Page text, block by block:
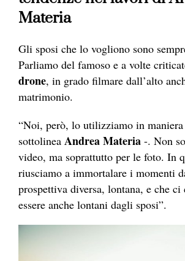
Materia
Gli sposi che lo vogliono sono
Parliamo del famoso e a volte
drone, in grado filmare dall’alto
matrimonio.
“Noi, però, lo utilizziamo in
sottolinea Andrea Materia -. Non
video, ma soprattutto per le foto. In
riusciamo a immortalare i momenti
prospettiva diversa, lontana, e che ci
essere anche lontani dagli sposi”.